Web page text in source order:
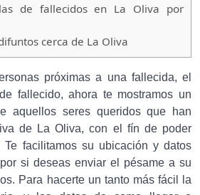
de fallecidos en La Oliva por
cerca de La Oliva
próximas a una fallecida, el
fallecido, ahora te mostramos un
aquellos seres queridos que han
de La Oliva, con el fín de poder
Te facilitamos su ubicación y datos
si deseas enviar el pésame a su
Para hacerte un tanto más fácil la